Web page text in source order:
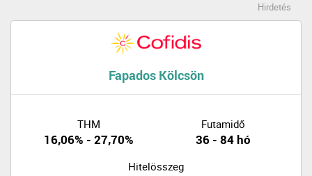
Hirdetés
Fapados Kölcsön
THM
16,06% - 27,70%
Futamidő
36 - 84 hó
Hitelösszeg